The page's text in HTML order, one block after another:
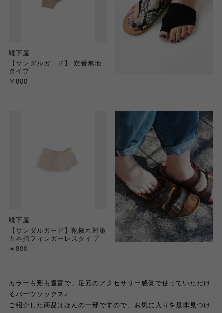
靴下屋
【サンダルガード】 定番無地
タイプ
￥800
靴下屋
【サンダルガード】靴擦れ対策
五本指フィンガーレスタイプ
￥800
カラーも形も豊富で、足元のアクセサリー感覚で使っていただけ
るパーツソックス ♪
ご紹介した商品はほんの一部ですので、お気に入りを是非見つけ